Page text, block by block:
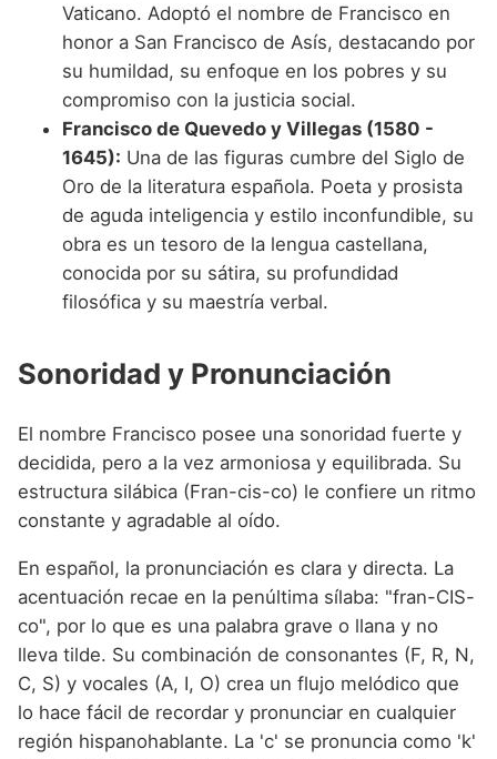
Vaticano. Adoptó el nombre de Francisco en
honor a San Francisco de Asís, destacando por
su humildad, su enfoque en los pobres y su
compromiso con la justicia social.
Francisco de Quevedo y Villegas (1580 -
1645): Una de las figuras cumbre del Siglo de
Oro de la literatura española. Poeta y prosista
de aguda inteligencia y estilo inconfundible, su
obra es un tesoro de la lengua castellana,
conocida por su sátira, su profundidad
filosófica y su maestría verbal.
Sonoridad y Pronunciación
El nombre Francisco posee una sonoridad fuerte y
decidida, pero a la vez armoniosa y equilibrada. Su
estructura silábica (Fran-cis-co) le confiere un ritmo
constante y agradable al oído.
En español, la pronunciación es clara y directa. La
acentuación recae en la penúltima sílaba: "fran-CIS-
co", por lo que es una palabra grave o llana y no
lleva tilde. Su combinación de consonantes (F, R, N,
C, S) y vocales (A, I, O) crea un flujo melódico que
lo hace fácil de recordar y pronunciar en cualquier
región hispanohablante. La 'c' se pronuncia como 'k'